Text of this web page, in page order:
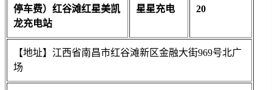
停车费）红谷滩红星美凯
龙充电站
星星充电 20
【地址】江西省南昌市红谷滩新区金融大街969号北广
场